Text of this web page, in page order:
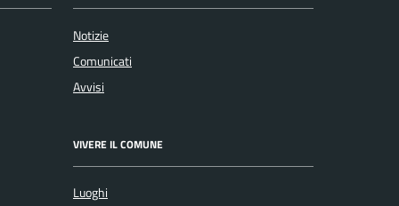
Notizie
Comunicati
Avvisi
VIVERE IL COMUNE
Luoghi